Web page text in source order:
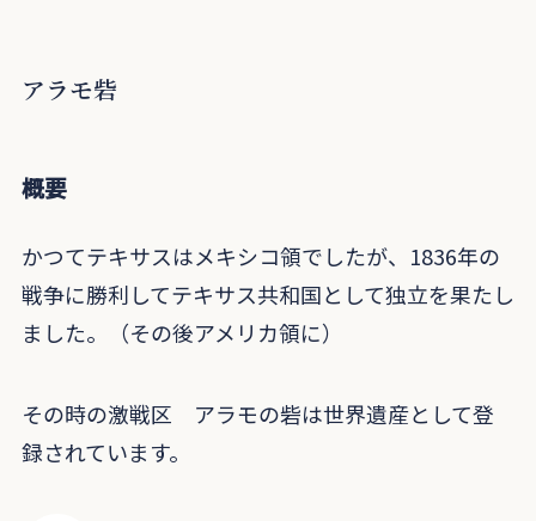
アラモ砦
概要
かつてテキサスはメキシコ領でしたが、1836年の
戦争に勝利してテキサス共和国として独立を果たし
ました。（その後アメリカ領に）
その時の激戦区 アラモの砦は世界遺産として登
録されています。